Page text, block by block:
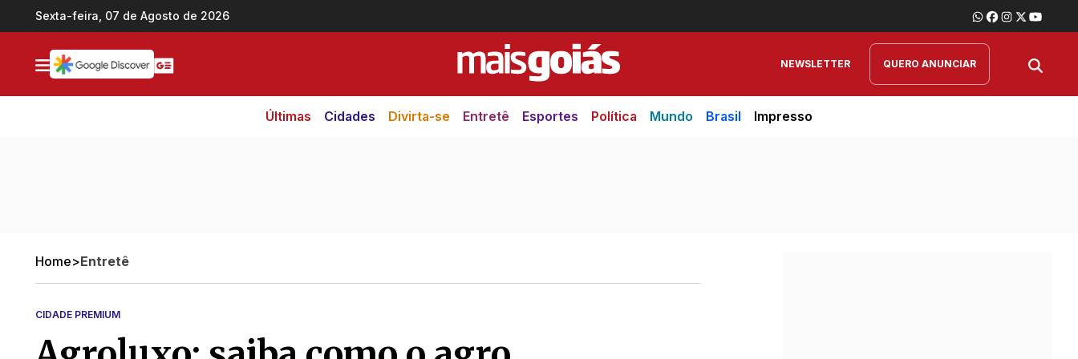
Ir direto pro conteúdo
Sexta-feira, 07 de Agosto de 2026
NEWSLETTER QUERO ANUNCIAR
Últimas Cidades Divirta-se Entretê Esportes Política Mundo Brasil Impresso
Home>Entretê
CIDADE PREMIUM